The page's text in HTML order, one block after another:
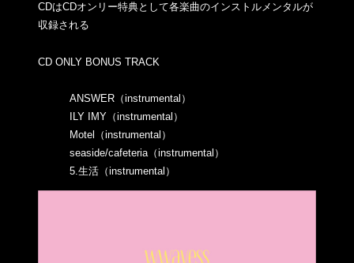
CDはCDオンリー特典として各楽曲のインストルメンタルが
収録される
CD ONLY BONUS TRACK
ANSWER（instrumental）
ILY IMY（instrumental）
Motel（instrumental）
seaside/cafeteria（instrumental）
5.生活（instrumental）